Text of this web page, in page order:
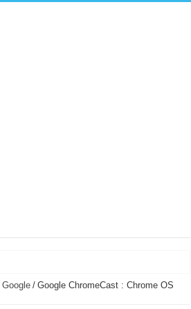
tagliaerba lo appoggi e fa tutto lui! (Senza
Google / Google ChromeCast : Chrome OS